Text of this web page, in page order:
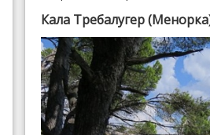
Кала Требалугер